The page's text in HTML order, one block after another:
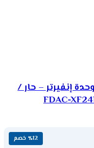
كونسيلد فيشر 23100 وحدة إنفيرتر – حار /
٪12 خصم